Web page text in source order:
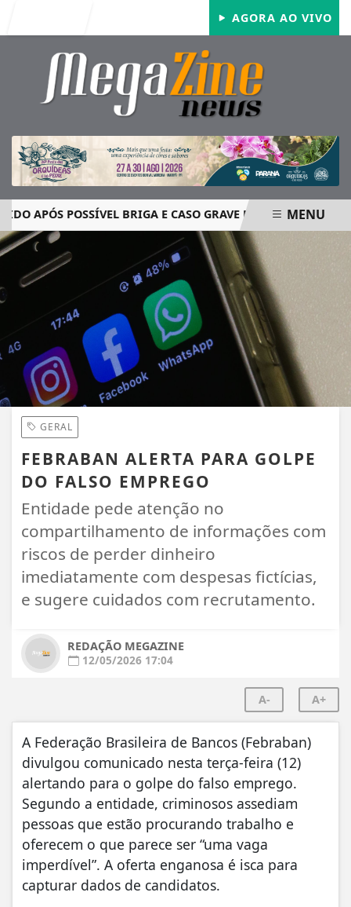
AGORA AO VIVO
APÓS POSSÍVEL BRIGA E CASO GRAVE MOBILIZA A PM EM
EM ALTA
MENU
GERAL
FEBRABAN ALERTA PARA GOLPE
DO FALSO EMPREGO
Entidade pede atenção no
compartilhamento de informações com
riscos de perder dinheiro
imediatamente com despesas fictícias,
e sugere cuidados com recrutamento.
REDAÇÃO MEGAZINE
12/05/2026 17:04
A- A+
A Federação Brasileira de Bancos (Febraban)
divulgou comunicado nesta terça-feira (12)
alertando para o golpe do falso emprego.
Segundo a entidade, criminosos assediam
pessoas que estão procurando trabalho e
oferecem o que parece ser “uma vaga
imperdível”. A oferta enganosa é isca para
capturar dados de candidatos.